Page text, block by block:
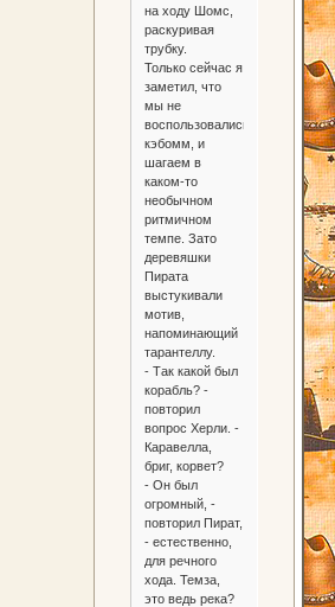
на ходу Шомс,
раскуривая
трубку.
Только сейчас я
заметил, что
мы не
воспользовались
кэбомм, и
шагаем в
каком-то
необычном
ритмичном
темпе. Зато
деревяшки
Пирата
выстукивали
мотив,
напоминающий
тарантеллу.
- Так какой был
корабль? -
повторил
вопрос Херли. -
Каравелла,
бриг, корвет?
- Он был
огромный, -
повторил Пират,
- естественно,
для речного
хода. Темза,
это ведь река?